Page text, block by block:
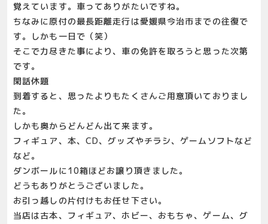
覚えています。車ってありがたいですね。
ちなみに原付の最長距離走行は愛媛県今治市までの往復で
す。しかも一日で（笑）
そこで力尽きた事により、車の免許を取ろうと思った次第
です。
閑話休題
到着すると、思ったよりもたくさんご用意頂いておりまし
た。
しかも奥からどんどん出て来ます。
フィギュア、本、CD、グッズやチラシ、ゲームソフトなど
など。
ダンボールに10箱ほどお譲り頂きました。
どうもありがとうございました。
お引っ越しの片付けもお任せ下さい。
当店は古本、フィギュア、ホビー、おもちゃ、ゲーム、グ